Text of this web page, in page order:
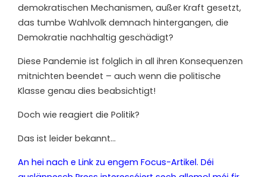
demokratischen Mechanismen, außer Kraft gesetzt,
das tumbe Wahlvolk demnach hintergangen, die
Demokratie nachhaltig geschädigt?
Diese Pandemie ist folglich in all ihren Konsequenzen
mitnichten beendet – auch wenn die politische
Klasse genau dies beabsichtigt!
Doch wie reagiert die Politik?
Das ist leider bekannt…
An hei nach e Link zu engem Focus-Artikel. Déi